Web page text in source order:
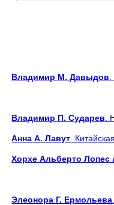
Владимир М. Давыдов
Владимир П. Сударев .
Анна А. Лавут .
Хорхе Альберто Лопес
Элеонора Г. Ермольева